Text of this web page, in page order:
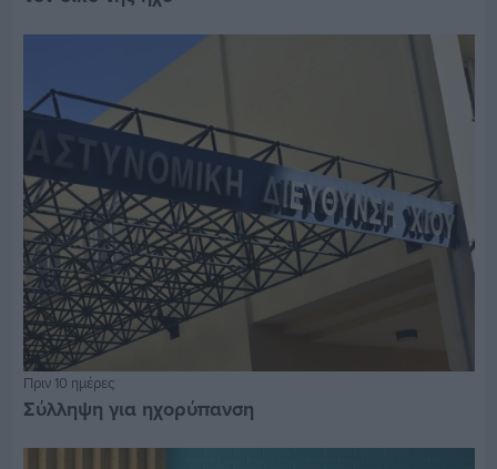
Πριν 10 ημέρες
Σύλληψη για ηχορύπανση